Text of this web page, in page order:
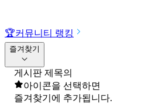
🏆커뮤니티 랭킹
즐겨찾기
게시판 제목의
아이콘을 선택하면
즐겨찾기에 추가됩니다.